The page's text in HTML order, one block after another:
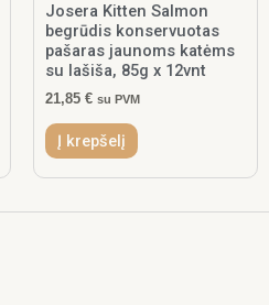
Josera Kitten Salmon
begrūdis konservuotas
pašaras jaunoms katėms
su lašiša, 85g x 12vnt
21,85 € su PVM
Į krepšelį